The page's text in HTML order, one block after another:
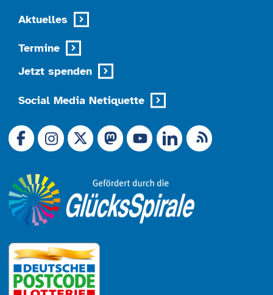
Aktuelles
Termine
Jetzt spenden
Social Media Netiquette
Link zu X (Ex-Twitter)
RSS-Feed